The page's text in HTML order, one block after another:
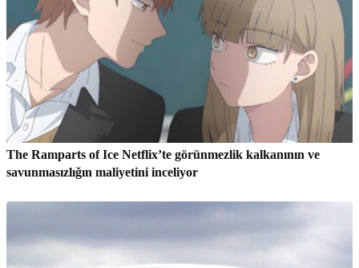
The Ramparts of Ice Netflix’te görünmezlik kalkanının ve
savunmasızlığın maliyetini inceliyor